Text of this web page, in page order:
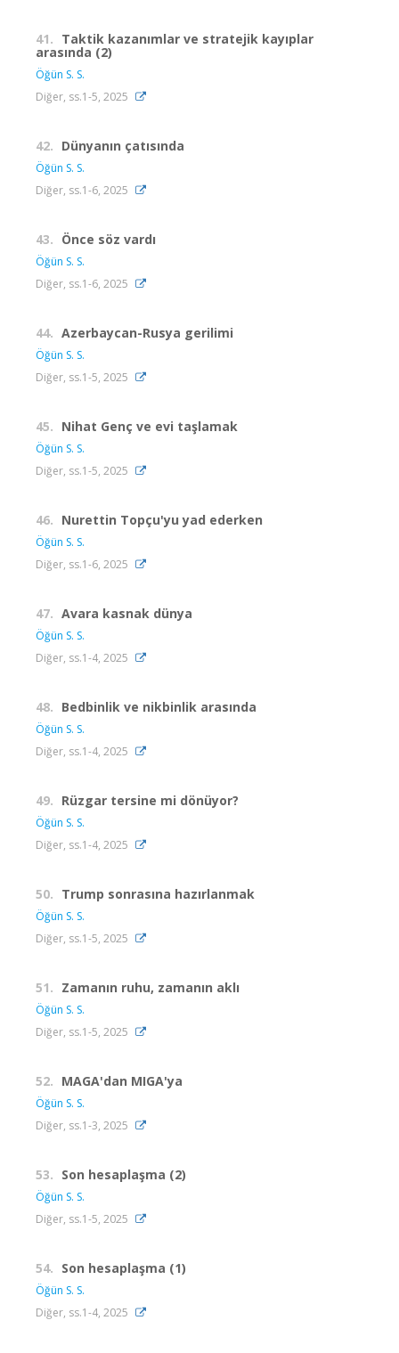
41. Taktik kazanımlar ve stratejik kayıplar
arasında (2)
Öğün S. S.
Diğer, ss.1-5, 2025
42. Dünyanın çatısında
Öğün S. S.
Diğer, ss.1-6, 2025
43. Önce söz vardı
Öğün S. S.
Diğer, ss.1-6, 2025
44. Azerbaycan-Rusya gerilimi
Öğün S. S.
Diğer, ss.1-5, 2025
45. Nihat Genç ve evi taşlamak
Öğün S. S.
Diğer, ss.1-5, 2025
46. Nurettin Topçu'yu yad ederken
Öğün S. S.
Diğer, ss.1-6, 2025
47. Avara kasnak dünya
Öğün S. S.
Diğer, ss.1-4, 2025
48. Bedbinlik ve nikbinlik arasında
Öğün S. S.
Diğer, ss.1-4, 2025
49. Rüzgar tersine mi dönüyor?
Öğün S. S.
Diğer, ss.1-4, 2025
50. Trump sonrasına hazırlanmak
Öğün S. S.
Diğer, ss.1-5, 2025
51. Zamanın ruhu, zamanın aklı
Öğün S. S.
Diğer, ss.1-5, 2025
52. MAGA'dan MIGA'ya
Öğün S. S.
Diğer, ss.1-3, 2025
53. Son hesaplaşma (2)
Öğün S. S.
Diğer, ss.1-5, 2025
54. Son hesaplaşma (1)
Öğün S. S.
Diğer, ss.1-4, 2025